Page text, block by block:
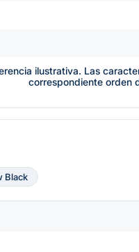
ilustrativa. Las
correspondiente orden
Black